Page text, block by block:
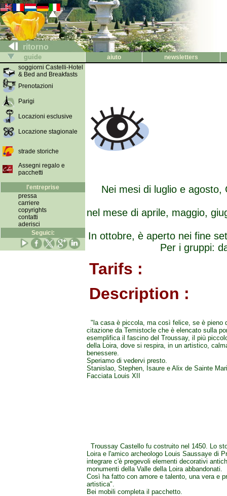
ritorno
guide aiuto
newsletters
soggiorni Castelli-Hotel
& Bed and Breakfasts
Prenotazioni
Parigi
Locazioni esclusive
Locazione stagionale
strade storiche
Assegni regalo e
pacchetti
l'entreprise
pressa
carriere
copyrights
contatti
aderisci
Seguici:
Nei mesi di luglio e
nel mese di aprile, maggio,
In ottobre, è aperto nei fine
Per i gruppi:
Tarifs :
Description :
"la casa è piccola, ma così felice, se è pieno
citazione da Temistocle che è elencato sulla
esemplifica il fascino del Troussay, il più
della Loira, dove si respira, in un artistico,
benessere.
Speriamo di vedervi presto.
Stanislao, Stephen, Isaure e Alix de Sainte
Facciata Louis XII
Troussay Castello fu costruito nel 1450. Lo
Loira e l'amico archeologo Louis Saussaye di
integrare c'è pregevoli elementi decorativi
monumenti della Valle della Loira abbandonati.
Così ha fatto con amore e talento, una vera e
artistica".
Bei mobili completa il pacchetto.